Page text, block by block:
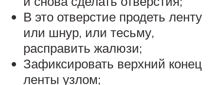
В это отверстие продеть ленту
или шнур, или тесьму,
расправить жалюзи;
Зафиксировать верхний конец
ленты узлом;